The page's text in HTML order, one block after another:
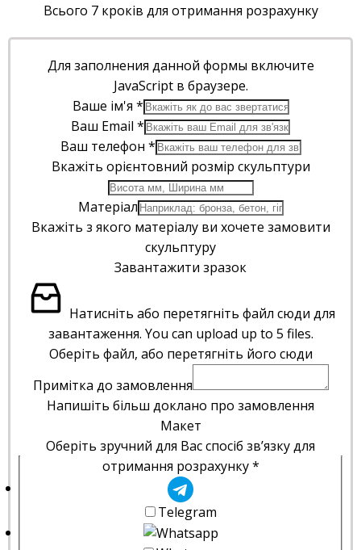
Всього 7 кроків для отримання розрахунку
Для заполнения данной формы включите
JavaScript в браузере.
Ваше ім'я *
Ваш Email *
Ваш телефон *
Вкажіть орієнтовний розмір скульптури
Матеріал
Вкажіть з якого матеріалу ви хочете замовити
скульптуру
Завантажити зразок
Натисніть або перетягніть файл сюди для
завантаження. You can upload up to 5 files.
Оберіть файл, або перетягніть його сюди
Примітка до замовлення
Напишіть більш доклано про замовлення
Макет
Оберіть зручний для Вас спосіб зв’язку для
отримання розрахунку*
Telegram